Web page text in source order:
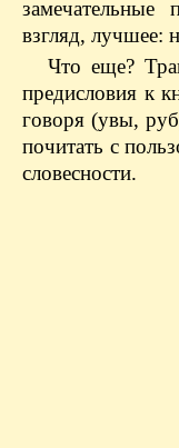
взгляд, лучшее:
Что еще?
предисловия к
говоря (увы,
почитать с
словесности.